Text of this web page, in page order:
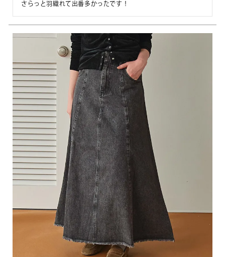
さらっと羽織れて出番多かったです！